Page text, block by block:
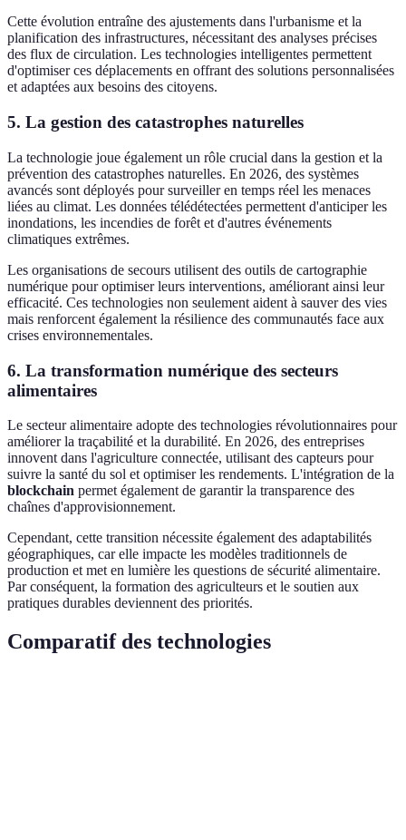
Cette évolution entraîne des ajustements dans l'urbanisme et la
planification des infrastructures, nécessitant des analyses précises
des flux de circulation. Les technologies intelligentes permettent
d'optimiser ces déplacements en offrant des solutions personnalisées
et adaptées aux besoins des citoyens.
5. La gestion des catastrophes naturelles
La technologie joue également un rôle crucial dans la gestion et la
prévention des catastrophes naturelles. En 2026, des systèmes
avancés sont déployés pour surveiller en temps réel les menaces
liées au climat. Les données télédétectées permettent d'anticiper les
inondations, les incendies de forêt et d'autres événements
climatiques extrêmes.
Les organisations de secours utilisent des outils de cartographie
numérique pour optimiser leurs interventions, améliorant ainsi leur
efficacité. Ces technologies non seulement aident à sauver des vies
mais renforcent également la résilience des communautés face aux
crises environnementales.
6. La transformation numérique des secteurs
alimentaires
Le secteur alimentaire adopte des technologies révolutionnaires pour
améliorer la traçabilité et la durabilité. En 2026, des entreprises
innovent dans l'agriculture connectée, utilisant des capteurs pour
suivre la santé du sol et optimiser les rendements. L'intégration de la
blockchain permet également de garantir la transparence des
chaînes d'approvisionnement.
Cependant, cette transition nécessite également des adaptabilités
géographiques, car elle impacte les modèles traditionnels de
production et met en lumière les questions de sécurité alimentaire.
Par conséquent, la formation des agriculteurs et le soutien aux
pratiques durables deviennent des priorités.
Comparatif des technologies